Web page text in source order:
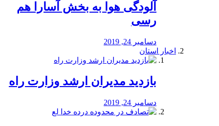
آلودگی هوا به بخش آسارا هم
رسی
دسامبر 24, 2019
اخبار استان
بازدید مدیران ارشد وزارت راه
دسامبر 24, 2019